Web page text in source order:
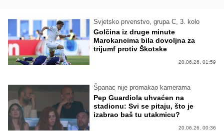
Svjetsko prvenstvo, grupa C, 3. kolo
Golčina iz druge minute
Marokancima bila dovoljna za
trijumf protiv Škotske
20.06.26. 01:59
Španac nije promakao kamerama
Pep Guardiola uhvaćen na
stadionu: Svi se pitaju, što je
izabrao baš tu utakmicu?
20.06.26. 00:36